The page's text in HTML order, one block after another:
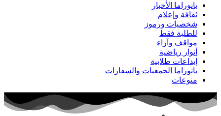
بانوراما الأخبار
ثقافة وإعلام
شخصيات ورموز
للطلبة فقط
مواقف وآراء
أنوار رياضية
إبداعات طلابية
بانوراما الجمعيات والسفارات
منوعات